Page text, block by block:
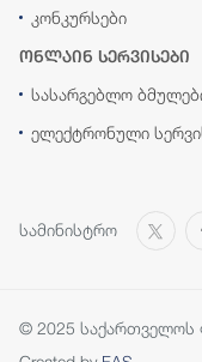
კონკურსები
ონლაინ სერვისები
სასარგებლო
ელექტრონული
სამინისტრო
© 2025 საქართველოს